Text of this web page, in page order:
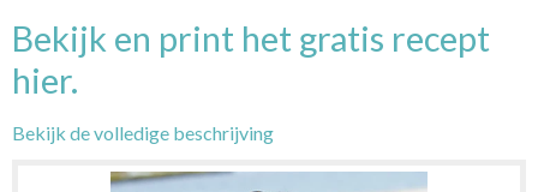
Bekijk en print het gratis recept
hier.
Bekijk de volledige beschrijving